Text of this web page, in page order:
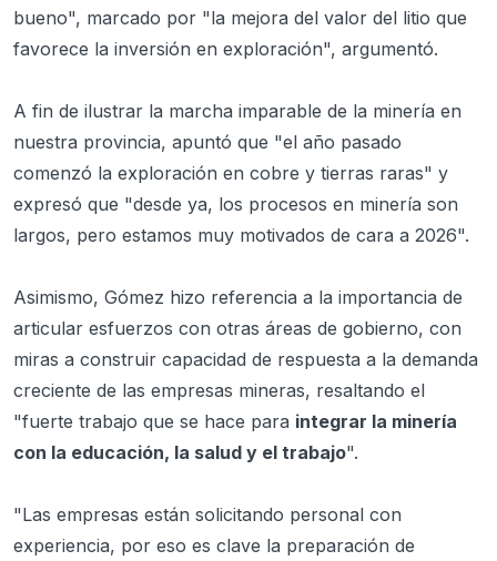
bueno", marcado por "la mejora del valor del litio que
favorece la inversión en exploración", argumentó.
A fin de ilustrar la marcha imparable de la minería en
nuestra provincia, apuntó que "el año pasado
comenzó la exploración en cobre y tierras raras" y
expresó que "desde ya, los procesos en minería son
largos, pero estamos muy motivados de cara a 2026".
Asimismo, Gómez hizo referencia a la importancia de
articular esfuerzos con otras áreas de gobierno, con
miras a construir capacidad de respuesta a la demanda
creciente de las empresas mineras, resaltando el
"fuerte trabajo que se hace para integrar la minería
con la educación, la salud y el trabajo".
"Las empresas están solicitando personal con
experiencia, por eso es clave la preparación de